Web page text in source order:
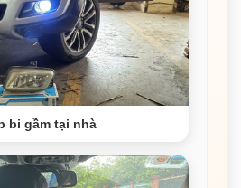
bi gầm tại nhà